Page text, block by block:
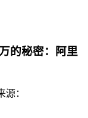
的秘密：阿里
源：